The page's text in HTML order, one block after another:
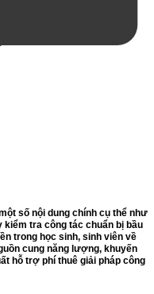
số nội dung chính cụ thể như
kiểm tra công tác chuẩn bị bầu
trong học sinh, sinh viên về
cung năng lượng, khuyến
hỗ trợ phí thuê giải pháp công